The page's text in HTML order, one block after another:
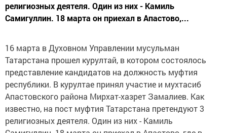
религиозных деятеля. Один из них - Камиль
Самигуллин. 18 марта он приехал в Апастово,...
16 марта в Духовном Управлении мусульман
Татарстана прошел курултай, в котором состоялось
представление кандидатов на должность муфтия
республики. В курултае принял участие и мухтасиб
Апастовского района Мирхат-хазрет Замалиев. Как
известно, на пост муфтия Татарстана претендуют 3
религиозных деятеля. Один из них - Камиль